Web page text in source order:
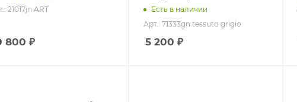
21017jn ART
800 ₽
Есть в наличии
Арт.: 71333gn tessuto grigio
5 200 ₽